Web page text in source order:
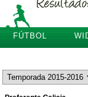
FÚTBOL